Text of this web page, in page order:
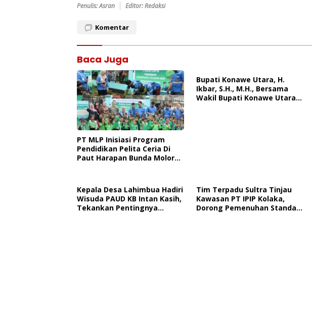
Penulis: Asran Editor: Redaksi
Komentar
Baca Juga
PT MLP Inisiasi Program
Pendidikan Pelita Ceria Di
Paut Harapan Bunda Molore
Bupati Konawe Utara, H.
Ikbar, S.H., M.H., Bersama
Wakil Bupati Konawe Utara
Kepala Desa Lahimbua Hadiri
Wisuda PAUD KB Intan Kasih,
Tekankan Pentingnya
Tim Terpadu Sultra Tinjau
Kawasan PT IPIP Kolaka,
Dorong Pemenuhan Standar